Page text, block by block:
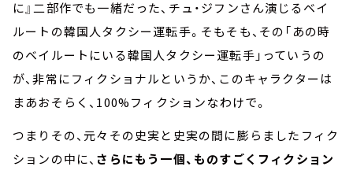
に』二部作でも一緒だった、チュ・ジフンさん演じるベイ
ルートの韓国人タクシー運転手。そもそも、その「あの時
のベイルートにいる韓国人タクシー運転手」っていうの
が、非常にフィクショナルというか、このキャラクターは
まあおそらく、100%フィクションなわけで。
つまりその、元々その史実と史実の間に膨らましたフィク
ションの中に、 さらにもう一個、ものすごくフィクション